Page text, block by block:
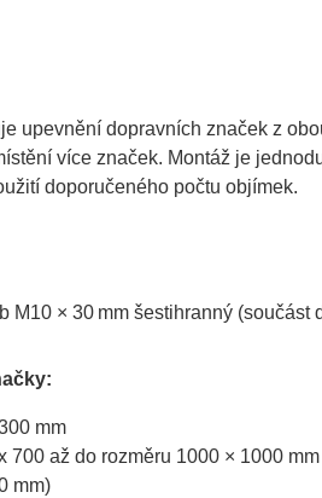
upevnění dopravních značek z
více značek. Montáž je
doporučeného počtu objímek.
M10 × 30 mm šestihranný (součást
mm
700 až do rozměru 1000 × 1000 mm
mm)